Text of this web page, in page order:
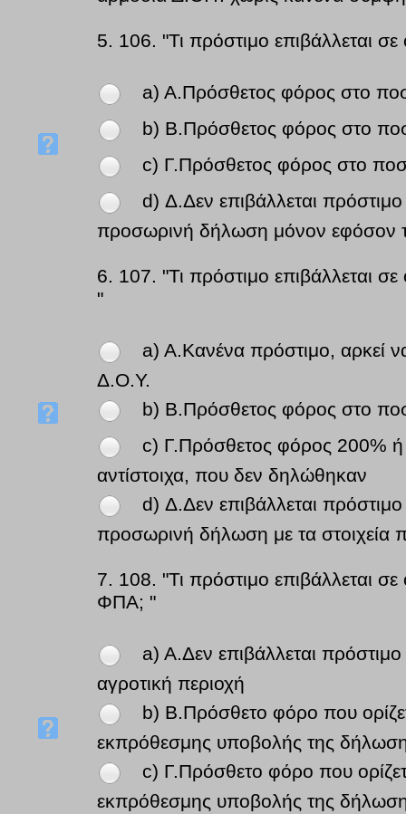
5. 106. "Τι πρόστιμο
a) A.Πρόσθετος φόρος στο
b) B.Πρόσθετος φόρος στο
c) Γ.Πρόσθετος φόρος στο
d) Δ.Δεν επιβάλλεται
προσωρινή δήλωση μόνον εφόσον
6. 107. "Τι πρόστιμο επιβάλλεται
"
a) A.Κανένα πρόστιμο, αρκεί
Δ.Ο.Υ.
b) B.Πρόσθετος φόρος στο
c) Γ.Πρόσθετος φόρος 200%
αντίστοιχα, που δεν δηλώθηκαν
d) Δ.Δεν επιβάλλεται
προσωρινή δήλωση με τα στοιχεία
7. 108. "Τι πρόστιμο επιβάλλεται
ΦΠΑ; "
a) A.Δεν επιβάλλεται
αγροτική περιοχή
b) B.Πρόσθετο φόρο που
εκπρόθεσμης υποβολής της
c) Γ.Πρόσθετο φόρο που
εκπρόθεσμης υποβολής της